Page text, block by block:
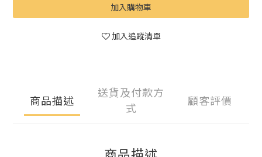
加入購物車
加入追蹤清單
商品描述
送貨及付款方
式
顧客評價